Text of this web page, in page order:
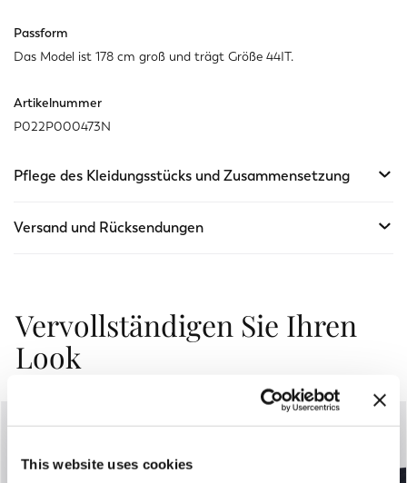
This website uses cookies
Passform
Das Model ist 178 cm groß und trägt Größe 44IT.
Artikelnummer
P022P000473N
Pflege des Kleidungsstücks und Zusammensetzung
Versand und Rücksendungen
Vervollständigen Sie Ihren
Look